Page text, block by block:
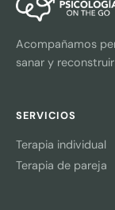
Acompañamos
sanar y
SERVICIOS
Terapia individual
Terapia de pareja